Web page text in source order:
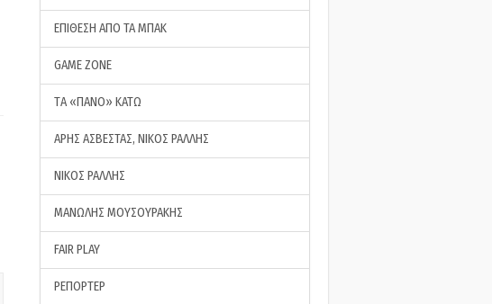
ΕΠΙΘΕΣΗ ΑΠΟ ΤΑ ΜΠΑΚ
GAME ZONE
ΤA «ΠΑΝΟ» ΚΑΤΩ
ΑΡΗΣ ΑΣΒΕΣΤΑΣ, ΝΙΚΟΣ ΡΑΛΛΗΣ
ΝΙΚΟΣ ΡΑΛΛΗΣ
ΜΑΝΩΛΗΣ ΜΟΥΣΟΥΡΑΚΗΣ
FAIR PLAY
ΡΕΠΟΡΤΕΡ